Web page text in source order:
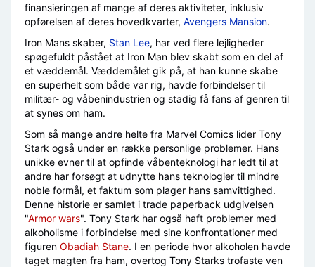
finansieringen af mange af deres aktiviteter, inklusiv
opførelsen af deres hovedkvarter, Avengers Mansion.
Iron Mans skaber, Stan Lee, har ved flere lejligheder
spøgefuldt påstået at Iron Man blev skabt som en del af
et væddemål. Væddemålet gik på, at han kunne skabe
en superhelt som både var rig, havde forbindelser til
militær- og våbenindustrien og stadig få fans af genren til
at synes om ham.
Som så mange andre helte fra Marvel Comics lider Tony
Stark også under en række personlige problemer. Hans
unikke evner til at opfinde våbenteknologi har ledt til at
andre har forsøgt at udnytte hans teknologier til mindre
noble formål, et faktum som plager hans samvittighed.
Denne historie er samlet i trade paperback udgivelsen
"Armor wars". Tony Stark har også haft problemer med
alkoholisme i forbindelse med sine konfrontationer med
figuren Obadiah Stane. I en periode hvor alkoholen havde
taget magten fra ham, overtog Tony Starks trofaste ven